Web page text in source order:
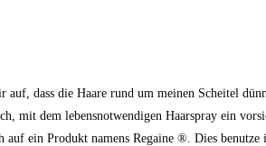
dass die Haare rund um meinen Scheitel
mit dem lebensnotwendigen Haarspray ein
auf ein Produkt namens Regaine ®. Dies